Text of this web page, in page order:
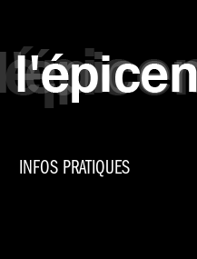
INFOS PRATIQUES